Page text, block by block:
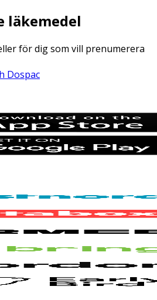
läkemedel
för dig som vill prenumerera
Dospac